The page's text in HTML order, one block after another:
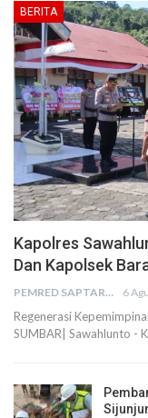
BERITA
Kapolres
Dan Kapolsek
PEMRED SAPTARIUS 6
Regenerasi
SUMBAR| Sawahlunto -